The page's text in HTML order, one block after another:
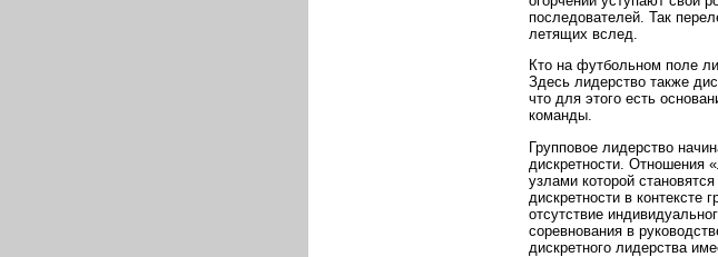
последователей. Так
летящих вслед.
Кто на футбольном поле
Здесь лидерство также
что для этого есть
команды.
Групповое лидерство
дискретности. Отношения
узлами которой
дискретности в контексте
отсутствие
соревнования в
дискретного лидерства